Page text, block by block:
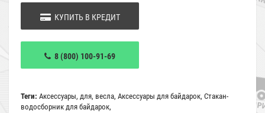
КУПИТЬ В КРЕДИТ
8 (800) 100-91-69
Теги: Аксессуары, для, весла, Аксессуары для байдарок, Стакан-
водосборник для байдарок,